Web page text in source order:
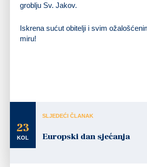
groblju Sv. Jakov.
Iskrena sućut obitelji i svim
miru!
23
KOL
SLJEDEĆI ČLANAK
Europski dan sjećanja